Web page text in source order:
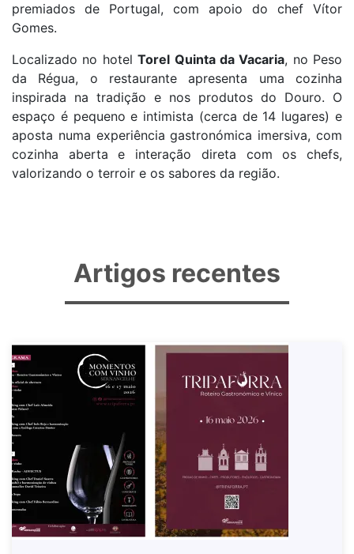
premiados de Portugal, com apoio do chef Vítor
Gomes.
Localizado no hotelTorel Quinta da Vacaria, no Peso
da Régua, o restaurante apresenta uma cozinha
inspirada na tradição e nos produtos do Douro. O
espaço é pequeno e intimista (cerca de 14 lugares) e
aposta numa experiência gastronómica imersiva, com
cozinha aberta e interação direta com os chefs,
valorizando o terroir e os sabores da região.
Artigos recentes